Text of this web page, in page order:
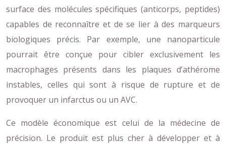
surface des molécules spécifiques (anticorps, peptides)
capables de reconnaître et de se lier à des marqueurs
biologiques précis. Par exemple, une nanoparticule
pourrait être conçue pour cibler exclusivement les
macrophages présents dans les plaques d’athérome
instables, celles qui sont à risque de rupture et de
provoquer un infarctus ou un AVC.
Ce modèle économique est celui de la médecine de
précision. Le produit est plus cher à développer et à